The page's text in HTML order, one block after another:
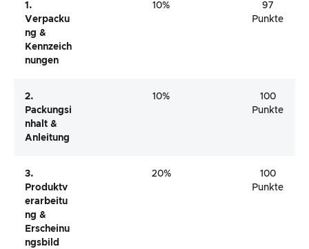
1.
Verpacku
Ng &
Kennzeich
Nungen
10%
97
Punkte
2.
Packungsi
Nhalt &
Anleitung
10%
100
Punkte
3.
Produktv
Erarbeitu
Ng &
Erscheinu
Ngsbild
20%
100
Punkte